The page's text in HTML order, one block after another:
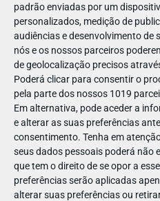
padrão enviadas por um
personalizados, medição de
audiências e desenvolvimento de
nós e os nossos parceiros
de geolocalização precisos
Poderá clicar para consentir o
pela parte dos nossos 1019
Em alternativa, pode aceder a
e alterar as suas preferências
consentimento. Tenha em
seus dados pessoais poderá não
que tem o direito de se opor a
preferências serão aplicadas
alterar suas preferências ou